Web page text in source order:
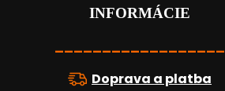
INFORMÁCIE
__________________
Doprava a platba